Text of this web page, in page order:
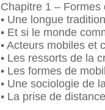
Chapitre 1 –
• Une longue
• Et si le monde
• Acteurs mobiles et
• Les ressorts de la
• Les formes de
• Une sociologie de
• La prise de